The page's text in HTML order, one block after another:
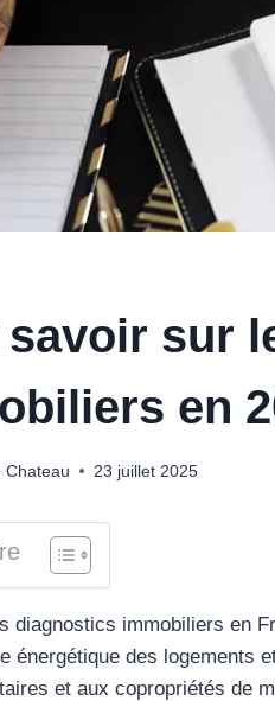
savoir sur
en
Chateau 23 juillet 2025
diagnostics immobiliers en
énergétique des logements
et aux copropriétés de